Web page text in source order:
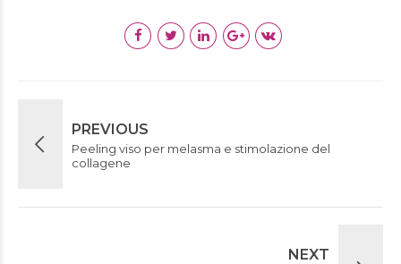
PREVIOUS
Peeling viso per melasma e stimolazione del
collagene
NEXT